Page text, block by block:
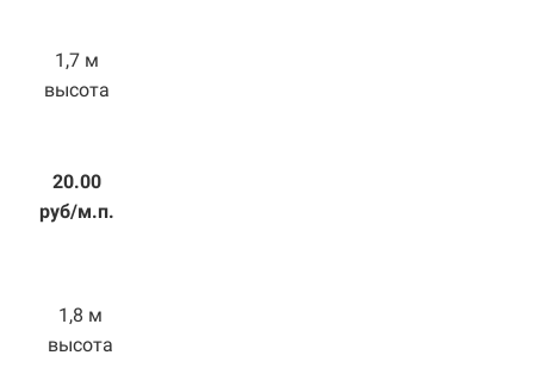
1,7 м
высота
20.00
руб/м.п.
1,8 м
высота